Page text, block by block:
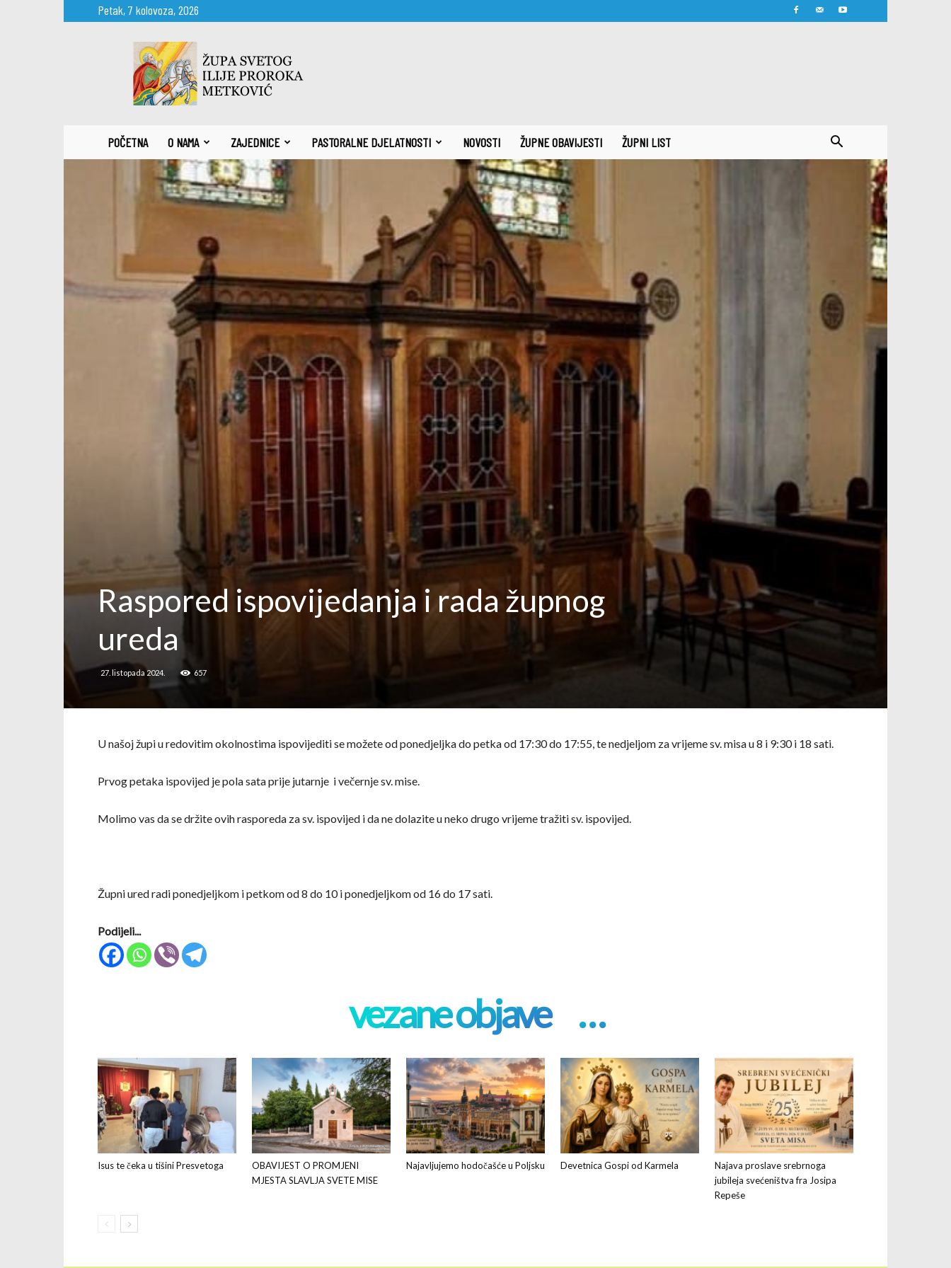
Petak, 7 kolovoza, 2026
Župa
sv.
Ilije
proroka
Metković
POČETNA O NAMA ZAJEDNICE PASTORALNE DJELATNOSTI NOVOSTI ŽUPNE OBAVIJESTI ŽUPNI LIST
Raspored ispovijedanja i rada župnog
ureda
27. listopada 2024. 657
U našoj župi u redovitim okolnostima ispovijediti se možete od ponedjeljka do petka od 17:30 do 17:55, te nedjeljom za vrijeme sv. misa u 8 i 9:30 i 18 sati.
Prvog petaka ispovijed je pola sata prije jutarnje i večernje sv. mise.
Molimo vas da se držite ovih rasporeda za sv. ispovijed i da ne dolazite u neko drugo vrijeme tražiti sv. ispovijed.
Župni ured radi ponedjeljkom i petkom od 8 do 10 i ponedjeljkom od 16 do 17 sati.
Podijeli...
vezane objave . . .
Isus te čeka u tišini Presvetoga
OBAVIJEST O PROMJENI
MJESTA SLAVLJA SVETE MISE
Najavljujemo hodočašće u Poljsku Devetnica Gospi od Karmela
Najava proslave srebrnoga
jubileja svećeništva fra Josipa
Repeše